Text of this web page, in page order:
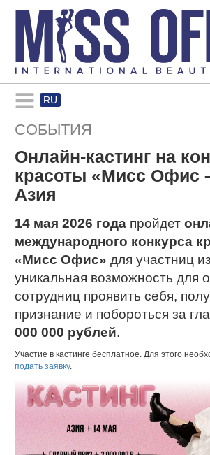
RU
Rules and regulations
About pageant
Gallery
СОБЫТИЯ
Онлайн-кастинг на
красоты «Мисс Офис
Азия
14 мая 2026 года пройдет
международного конкурса
«Мисс Офис» для участниц
уникальная возможность для
сотрудниц проявить себя,
признание и побороться за
000 000 рублей.
Участие в кастинге бесплатное. Для этого
подать заявку.